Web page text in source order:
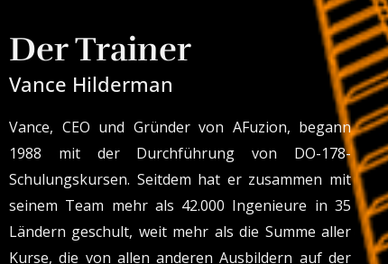
Der Trainer
Vance Hilderman
Vance, CEO und Gründer von AFuzion, begann
1988 mit der Durchführung von DO-178-
Schulungskursen. Seitdem hat er zusammen mit
seinem Team mehr als 42.000 Ingenieure in 35
Ländern geschult, weit mehr als die Summe aller
Kurse, die von allen anderen Ausbildern auf der